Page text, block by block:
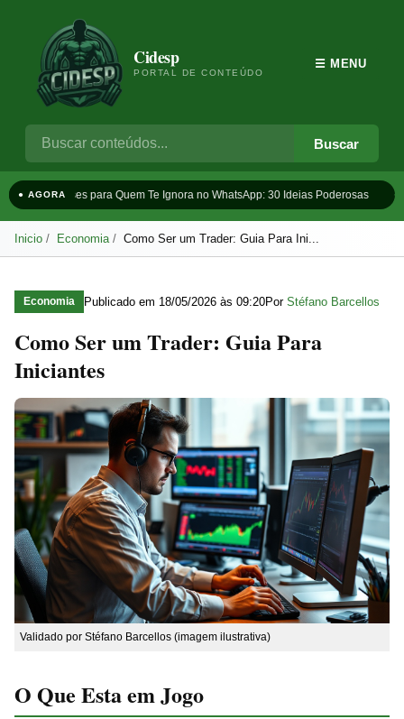
Cidesp
PORTAL DE CONTEÚDO
Buscar
☰ MENU
● AGORAFrases para Quem Te Ignora no WhatsApp: 30 Ideias Poderosas
Inicio Economia Como Ser um Trader: Guia Para Ini...
Economia Publicado em 18/05/2026 às 09:20Por Stéfano Barcellos
Como Ser um Trader: Guia Para
Iniciantes
Validado por Stéfano Barcellos (imagem ilustrativa)
O Que Esta em Jogo